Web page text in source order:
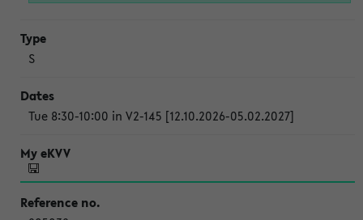
S
Tue 8:30-10:00 in V2-145 [12.10.2026-05.02.2027]